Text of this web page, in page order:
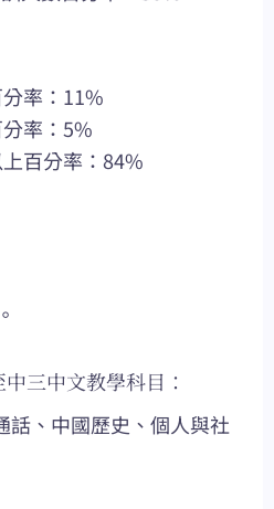
率：11%
率：5%
百分率：84%
三中文教學科目：
話、中國歷史、個人與社